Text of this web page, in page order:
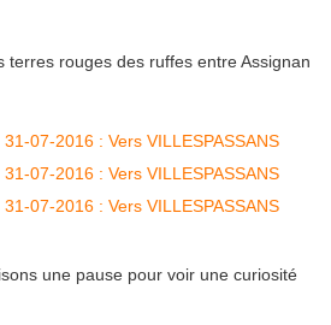
terres rouges des ruffes entre Assignan
une pause pour voir une curiosité